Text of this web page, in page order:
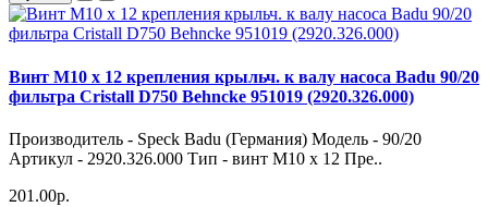
Винт M10 x 12 крепления крыльч. к валу насоса Badu 90/20
фильтра Cristall D750 Behncke 951019 (2920.326.000)
Производитель - Speck Badu (Германия) Модель - 90/20
Артикул - 2920.326.000 Тип - винт M10 x 12 Пре..
201.00р.